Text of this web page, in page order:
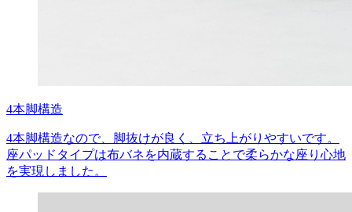
4本脚構造
4本脚構造なので、脚抜けが良く、立ち上がりやすいです。
座パッドタイプは布バネを内蔵することで柔らかな座り心地
を実現しました。